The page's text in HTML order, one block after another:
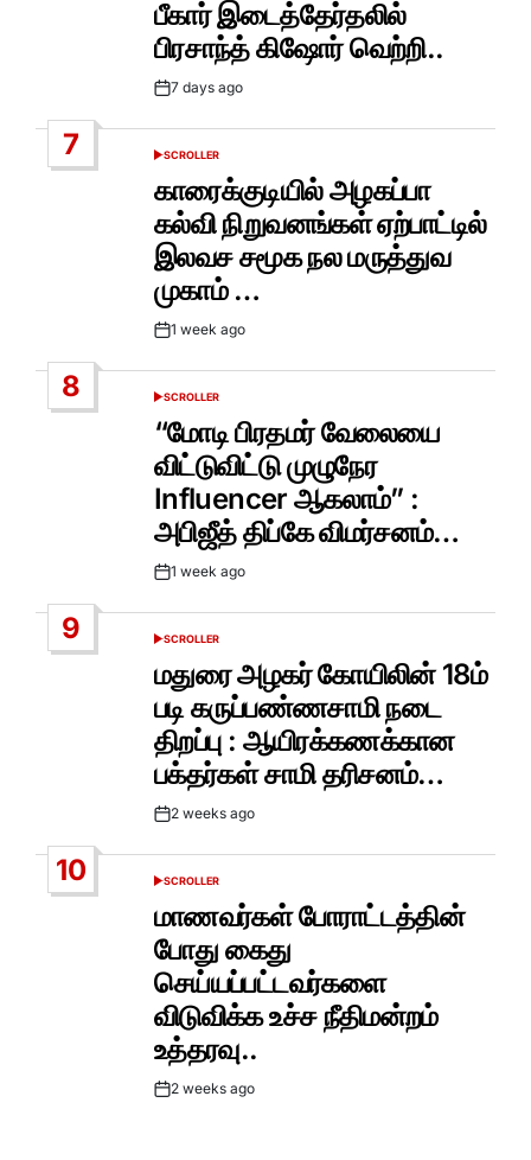
பீகார் இடைத்தேர்தலில்
பிரசாந்த் கிஷோர் வெற்றி..
Post7 days ago
7
POSTED
SCROLLER
காரைக்குடியில் அழகப்பா
கல்வி நிறுவனங்கள் ஏற்பாட்டில்
இலவச சமூக நல மருத்துவ
முகாம் …
Post1 week ago
8
POSTED
IN
SCROLLER
“மோடி பிரதமர் வேலையை
விட்டுவிட்டு முழுநேர
Influencer ஆகலாம்” :
அபிஜீத் திப்கே விமர்சனம்…
Post1 week ago
9
POSTED
SCROLLER
மதுரை அழகர் கோயிலின் 18ம்
படி கருப்பண்ணசாமி நடை
திறப்பு : ஆயிரக்கணக்கான
பக்தர்கள் சாமி தரிசனம்…
Post2 weeks ago
10
POSTED
SCROLLER
மாணவர்கள் போராட்டத்தின்
போது கைது
செய்யப்பட்டவர்களை
விடுவிக்க உச்ச நீதிமன்றம்
உத்தரவு..
Post2 weeks ago